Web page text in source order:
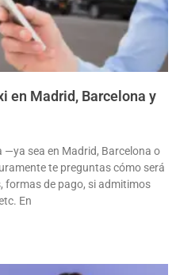
en Madrid, Barcelona y
—ya sea en Madrid, Barcelona o
te preguntas cómo será
formas de pago, si admitimos
En